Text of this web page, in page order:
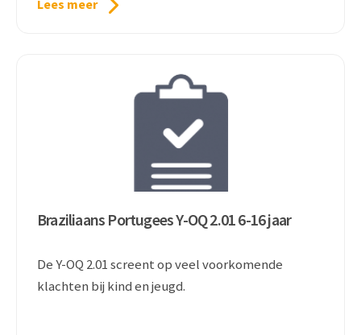
Lees meer
Braziliaans Portugees Y-OQ 2.01 6-16 jaar
De Y-OQ 2.01 screent op veel voorkomende
klachten bij kind en jeugd.